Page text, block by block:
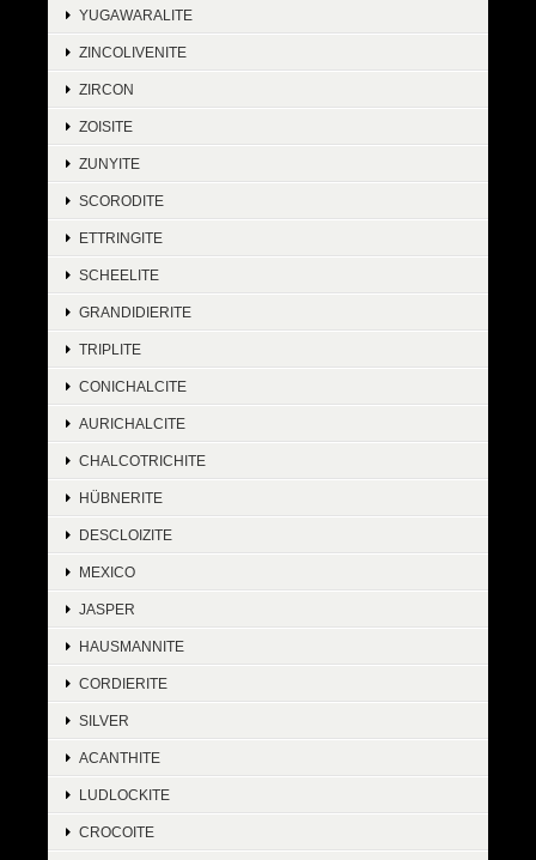
YUGAWARALITE
ZINCOLIVENITE
ZIRCON
ZOISITE
ZUNYITE
SCORODITE
ETTRINGITE
SCHEELITE
GRANDIDIERITE
TRIPLITE
CONICHALCITE
AURICHALCITE
CHALCOTRICHITE
HÜBNERITE
DESCLOIZITE
MEXICO
JASPER
HAUSMANNITE
CORDIERITE
SILVER
ACANTHITE
LUDLOCKITE
CROCOITE